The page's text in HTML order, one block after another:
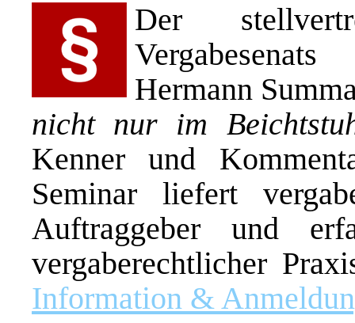
Der
Hermann
nicht nur im
Kenner und
Seminar liefert
Auftraggeber und
vergaberechtlicher
Information &